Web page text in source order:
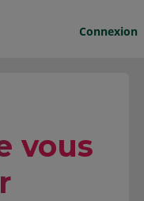
Connexion
vous